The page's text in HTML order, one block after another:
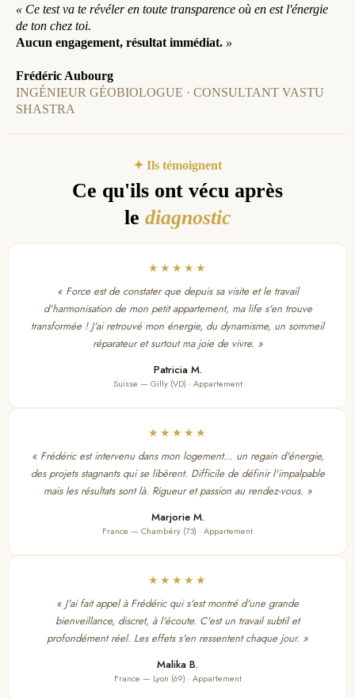
« Ce test va te révéler en toute transparence où en est l'énergie
de ton chez toi.
Aucun engagement, résultat immédiat. »
Frédéric Aubourg
INGÉNIEUR GÉOBIOLOGUE · CONSULTANT VASTU
SHASTRA
✦ Ils témoignent
Ce qu'ils ont vécu après
le diagnostic
★★★★★
« Force est de constater que depuis sa visite et le travail
d'harmonisation de mon petit appartement, ma life s'en trouve
transformée ! J'ai retrouvé mon énergie, du dynamisme, un sommeil
réparateur et surtout ma joie de vivre. »
Patricia M.
Suisse — Gilly (VD) · Appartement
★★★★★
« Frédéric est intervenu dans mon logement… un regain d'énergie,
des projets stagnants qui se libèrent. Difficile de définir l'impalpable
mais les résultats sont là. Rigueur et passion au rendez-vous. »
Marjorie M.
France — Chambéry (73) · Appartement
★★★★★
« J'ai fait appel à Frédéric qui s'est montré d'une grande
bienveillance, discret, à l'écoute. C'est un travail subtil et
profondément réel. Les effets s'en ressentent chaque jour. »
Malika B.
France — Lyon (69) · Appartement